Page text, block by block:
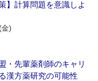
】計算問題を意識しよ
)
・先輩薬剤師のキャリ
漢方薬研究の可能性